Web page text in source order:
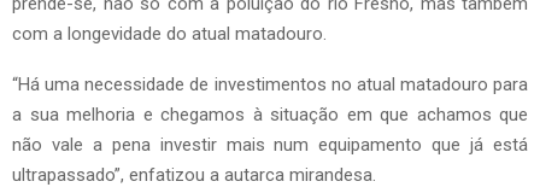
com a longevidade do atual matadouro.
“Há uma necessidade de investimentos no atual matadouro para
a sua melhoria e chegamos à situação em que achamos que
não vale a pena investir mais num equipamento que já está
ultrapassado”, enfatizou a autarca mirandesa.